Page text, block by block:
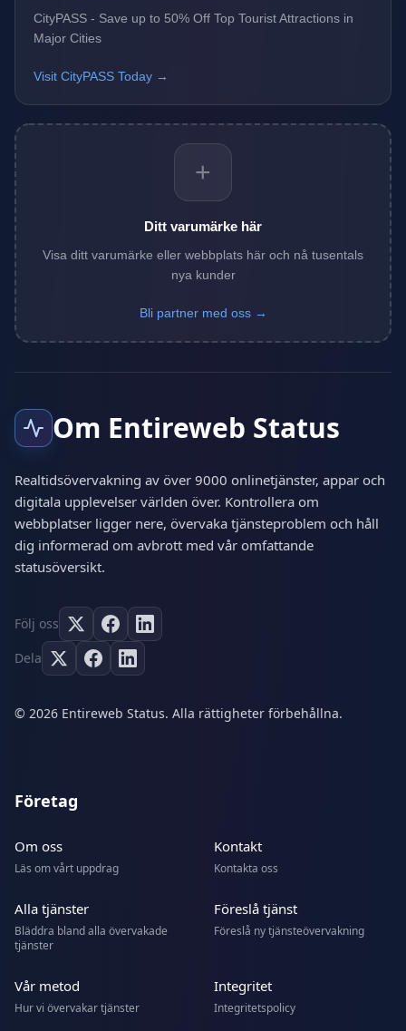
CityPASS - Save up to 50% Off Top Tourist Attractions in
Major Cities
Visit CityPASS Today →
+
Ditt varumärke här
Visa ditt varumärke eller webbplats här och nå tusentals
nya kunder
Bli partner med oss →
Om Entireweb Status
Realtidsövervakning av över 9000 onlinetjänster, appar och
digitala upplevelser världen över. Kontrollera om
webbplatser ligger nere, övervaka tjänsteproblem och håll
dig informerad om avbrott med vår omfattande
statusöversikt.
Följ oss
Dela
© 2026 Entireweb Status. Alla rättigheter förbehållna.
Företag
Om oss
Läs om vårt uppdrag
Kontakt
Kontakta oss
Alla tjänster
Bläddra bland alla övervakade
tjänster
Föreslå tjänst
Föreslå ny tjänsteövervakning
Vår metod
Hur vi övervakar tjänster
Integritet
Integritetspolicy